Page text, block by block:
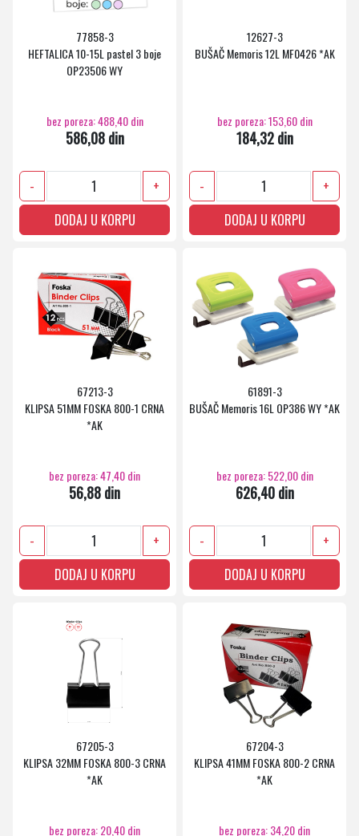
77858-3
HEFTALICA 10-15L pastel 3 boje
OP23506 WY
bez poreza: 488,40 din
586,08 din
-
+
DODAJ U KORPU
12627-3
BUŠAČ Memoris 12L MF0426 *AK
bez poreza: 153,60 din
184,32 din
-
+
DODAJ U KORPU
67213-3
KLIPSA 51MM FOSKA 800-1 CRNA
*AK
bez poreza: 47,40 din
56,88 din
-
+
DODAJ U KORPU
61891-3
BUŠAČ Memoris 16L OP386 WY *AK
bez poreza: 522,00 din
626,40 din
-
+
DODAJ U KORPU
67205-3
KLIPSA 32MM FOSKA 800-3 CRNA
*AK
bez poreza: 20,40 din
67204-3
KLIPSA 41MM FOSKA 800-2 CRNA
*AK
bez poreza: 34,20 din